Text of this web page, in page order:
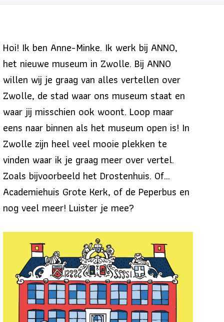
Hoi! Ik ben Anne-Minke. Ik werk bij ANNO,
het nieuwe museum in Zwolle. Bij ANNO
willen wij je graag van alles vertellen over
Zwolle, de stad waar ons museum staat en
waar jij misschien ook woont. Loop maar
eens naar binnen als het museum open is! In
Zwolle zijn heel veel mooie plekken te
vinden waar ik je graag meer over vertel.
Zoals bijvoorbeeld het Drostenhuis. Of…
Academiehuis Grote Kerk, of de Peperbus en
nog veel meer! Luister je mee?